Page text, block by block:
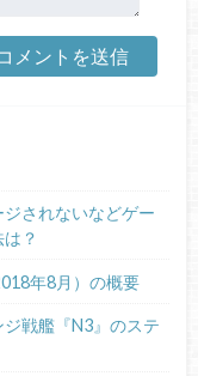
されないなどゲー
？
年8月）の概要
戦艦『N3』のステ